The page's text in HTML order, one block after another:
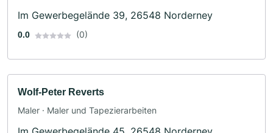
Im Gewerbegelände 39, 26548 Norderney
0.0 (0)
Wolf-Peter Reverts
Maler · Maler und Tapezierarbeiten